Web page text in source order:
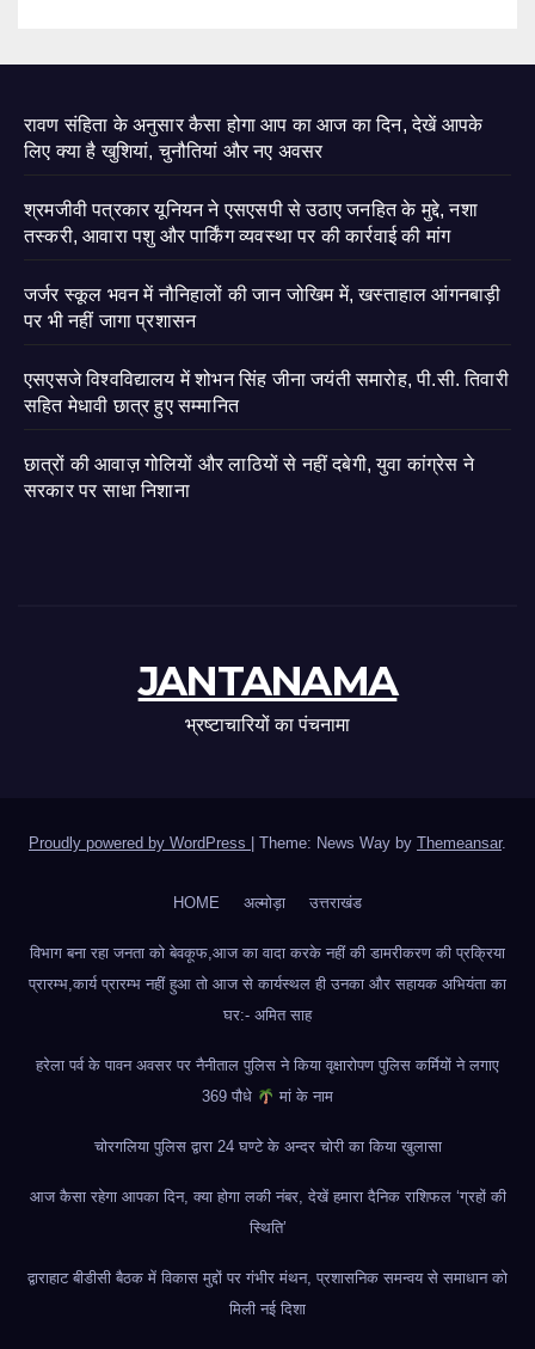
रावण संहिता के अनुसार कैसा होगा आप का आज का दिन, देखें आपके
लिए क्या है खुशियां, चुनौतियां और नए अवसर
श्रमजीवी पत्रकार यूनियन ने एसएसपी से उठाए जनहित के मुद्दे, नशा
तस्करी, आवारा पशु और पार्किंग व्यवस्था पर की कार्रवाई की मांग
जर्जर स्कूल भवन में नौनिहालों की जान जोखिम में, खस्ताहाल आंगनबाड़ी
पर भी नहीं जागा प्रशासन
एसएसजे विश्वविद्यालय में शोभन सिंह जीना जयंती समारोह, पी.सी. तिवारी
सहित मेधावी छात्र हुए सम्मानित
छात्रों की आवाज़ गोलियों और लाठियों से नहीं दबेगी, युवा कांग्रेस ने
सरकार पर साधा निशाना
JANTANAMA
भ्रष्टाचारियों का पंचनामा
Proudly powered by WordPress Theme: News Way by Themeansar.
HOME अल्मोड़ा उत्तराखंड
विभाग बना रहा जनता को बेवकूफ,आज का वादा करके नहीं की डामरीकरण की प्रक्रिया
प्रारम्भ,कार्य प्रारम्भ नहीं हुआ तो आज से कार्यस्थल ही उनका और सहायक अभियंता का
घर:- अमित साह
हरेला पर्व के पावन अवसर पर नैनीताल पुलिस ने किया वृक्षारोपण पुलिस कर्मियों ने लगाए
369 पौधे
मां के नाम
चोरगलिया पुलिस द्वारा 24 घण्टे के अन्दर चोरी का किया खुलासा
आज कैसा रहेगा आपका दिन, क्या होगा लकी नंबर, देखें हमारा दैनिक राशिफल ‘ग्रहों की
स्थिति’
द्वाराहाट बीडीसी बैठक में विकास मुद्दों पर गंभीर मंथन, प्रशासनिक समन्वय से समाधान को
मिली नई दिशा